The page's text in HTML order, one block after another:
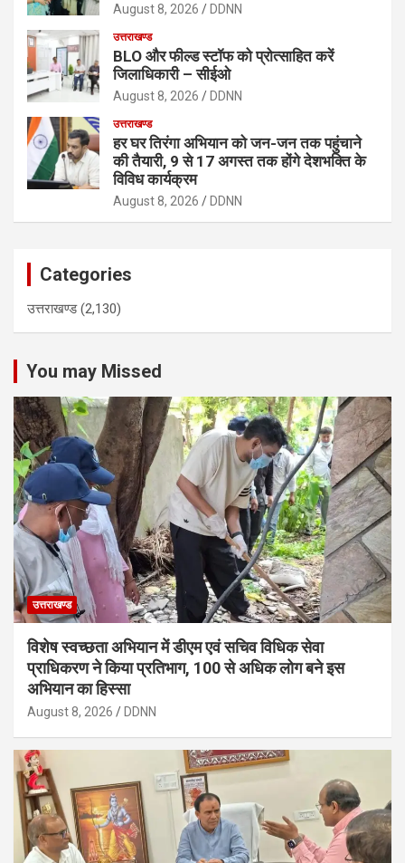
August 8, 2026 DDNN
उत्तराखण्ड
BLO और फील्ड स्टॉफ को प्रोत्साहित करें
जिलाधिकारी – सीईओ
August 8, 2026 DDNN
उत्तराखण्ड
हर घर तिरंगा अभियान को जन-जन तक पहुंचाने
की तैयारी, 9 से 17 अगस्त तक होंगे देशभक्ति के
विविध कार्यक्रम
August 8, 2026 DDNN
Categories
उत्तराखण्ड(2,130)
You may Missed
उत्तराखण्ड
विशेष स्वच्छता अभियान में डीएम एवं सचिव विधिक सेवा
प्राधिकरण ने किया प्रतिभाग, 100 से अधिक लोग बने इस
अभियान का हिस्सा
August 8, 2026 DDNN